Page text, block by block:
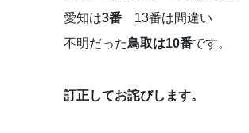
愛知は3番 13番は間違い
不明だった鳥取は10番です。
訂正してお詫びします。